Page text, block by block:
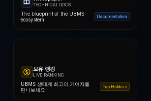
TECHNICAL DOCS
The blueprint of the UBMS
ecosystem.
Documentation
보유 랭킹
LIVE RANKING
UBMS 생태계 최고의 기여자를
만나보세요.
Top Holders